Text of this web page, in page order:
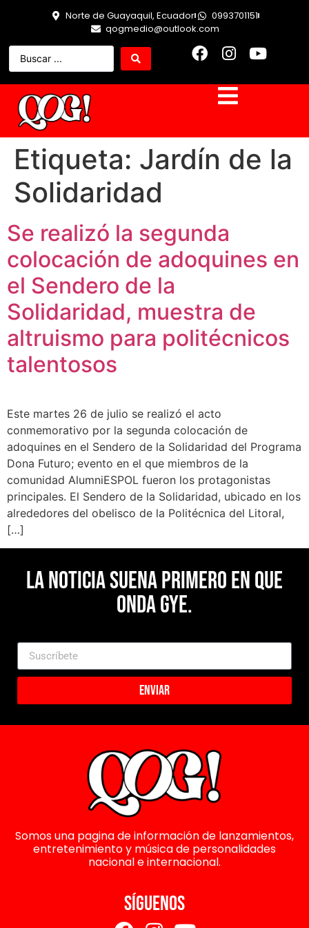
Norte de Guayaquil, Ecuador
0993701151
qogmedio@outlook.com
Etiqueta: Jardín de la
Solidaridad
Se realizó la segunda
colocación de adoquines en
el Sendero de la
Solidaridad, muestra de
altruismo para politécnicos
talentosos
Este martes 26 de julio se realizó el acto
conmemorativo por la segunda colocación de
adoquines en el Sendero de la Solidaridad del Programa
Dona Futuro; evento en el que miembros de la
comunidad AlumniESPOL fueron los protagonistas
principales. El Sendero de la Solidaridad, ubicado en los
alrededores del obelisco de la Politécnica del Litoral,
[…]
La noticia suena primero en Que
Onda Gye.
Enviar
Somos una pagina de información de lanzamientos,
entretenimiento y música de personalidades
nacional e internacional.
SÍGUENOS